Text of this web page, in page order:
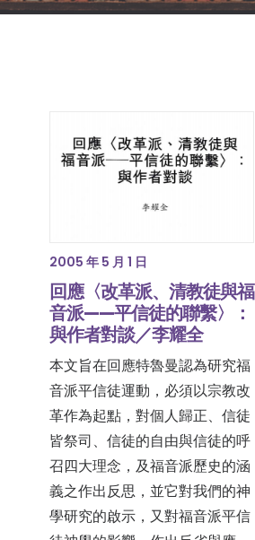
2005 年 5 月 1 日
回應〈改革派、清教徒與福
音派——平信徒的聯繫〉：
與作者對談／李耀全
本文旨在回應特魯曼認為研究福
音派平信徒運動，必須以宗教改
革作為起點，對個人歸正、信徒
皆祭司、信徒的自由與信徒的呼
召四大理念，及福音派歷史的涵
義之作出反思，並它對我們的神
學研究的啟示，又對福音派平信